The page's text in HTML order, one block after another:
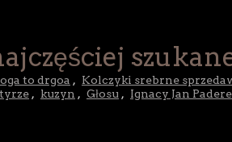
to drgoa , Kolczyki srebrne
, kuzyn , Głosu , Ignacy Jan